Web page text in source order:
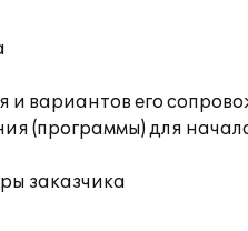
и вариантов его
(программы) для
заказчика